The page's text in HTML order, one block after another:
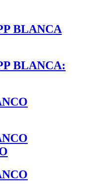
BLANCA
BLANCA: